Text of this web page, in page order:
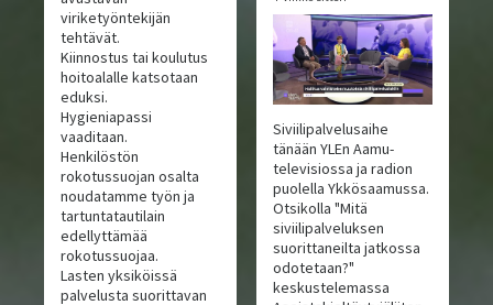
viriketyöntekijän
tehtävät.
Kiinnostus tai koulutus
hoitoalalle katsotaan
eduksi.
Hygieniapassi
vaaditaan.
Henkilöstön
rokotussuojan osalta
noudatamme työn ja
tartuntatautilain
edellyttämää
rokotussuojaa.
Lasten yksiköissä
palvelusta suorittavan
Siviilipalvelusaihe
tänään YLEn Aamu-
televisiossa ja radion
puolella Ykkösaamussa.
Otsikolla "Mitä
siviilipalveluksen
suorittaneilta jatkossa
odotetaan?"
keskustelemassa